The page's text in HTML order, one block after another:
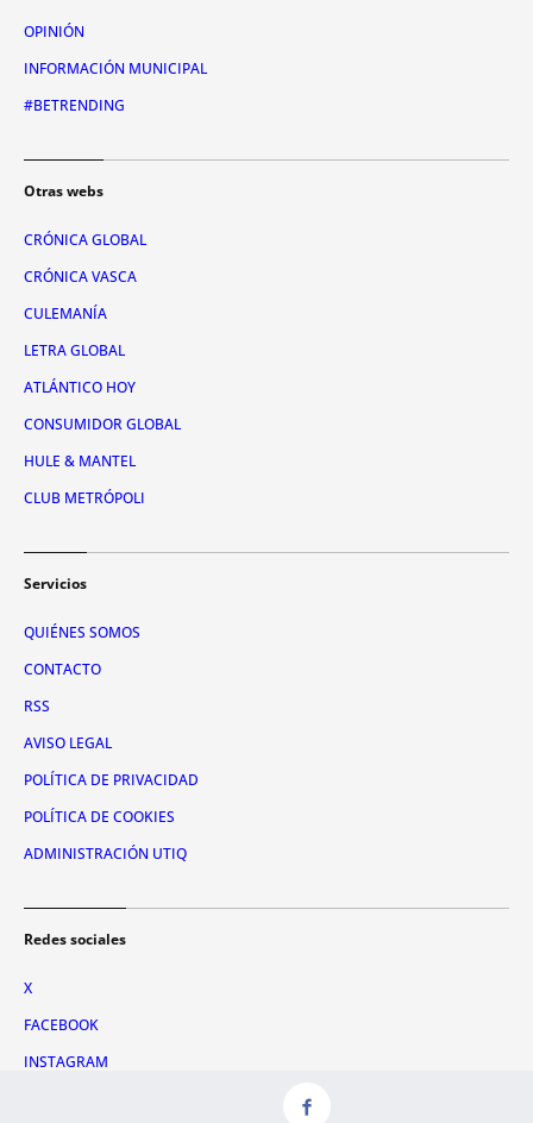
OPINIÓN
INFORMACIÓN MUNICIPAL
#BETRENDING
Otras webs
CRÓNICA GLOBAL
CRÓNICA VASCA
CULEMANÍA
LETRA GLOBAL
ATLÁNTICO HOY
CONSUMIDOR GLOBAL
HULE & MANTEL
CLUB METRÓPOLI
Servicios
QUIÉNES SOMOS
CONTACTO
RSS
AVISO LEGAL
POLÍTICA DE PRIVACIDAD
POLÍTICA DE COOKIES
ADMINISTRACIÓN UTIQ
Redes sociales
X
FACEBOOK
INSTAGRAM